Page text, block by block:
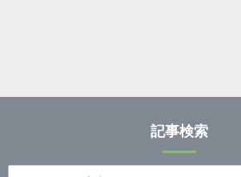
記事検索